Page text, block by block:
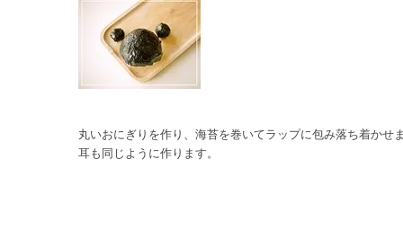
丸いおにぎりを作り、海苔を巻いてラップに包み落ち着かせ
耳も同じように作ります。